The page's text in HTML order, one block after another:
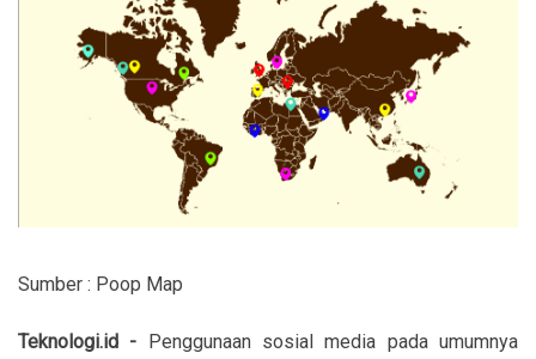
Sumber : Poop Map
Teknologi.id - Penggunaan sosial media pada umumnya